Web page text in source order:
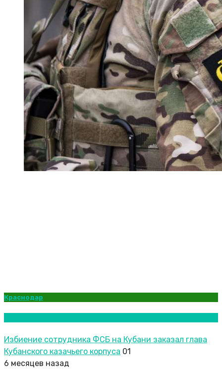
Краснодар
Избиение сотрудника ФСБ на Кубани заказал глава
Кубанского казачьего корпуса 01
6 месяцев назад